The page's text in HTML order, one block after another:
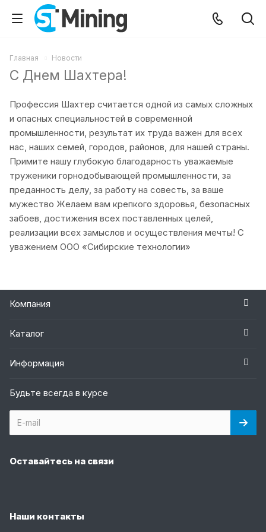
Главная Новости
С Днем Шахтера!
Профессия Шахтер считается одной из самых сложных
и опасных специальностей в современной
промышленности, результат их труда важен для всех
нас, наших семей, городов, районов, для нашей страны.
Примите нашу глубокую благодарность уважаемые
труженики горнодобывающей промышленности, за
преданность делу, за работу на совесть, за ваше
мужество Желаем вам крепкого здоровья, безопасных
забоев, достижения всех поставленных целей,
реализации всех замыслов и осуществления мечты! C
уважением ООО «Сибирские технологии»
Компания
Каталог
Информация
Будьте всегда в курсе
Оставайтесь на связи
Наши контакты